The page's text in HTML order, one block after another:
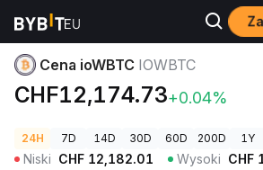
Ceny kryptowalut Cena ioWBTC IOWBTC
Cena ioWBTC IOWBTC
CHF12,174.73+0.04%
24H 7D 14D 30D 60D 200D 1Y
Niski CHF 12,182.01 Wysoki CHF